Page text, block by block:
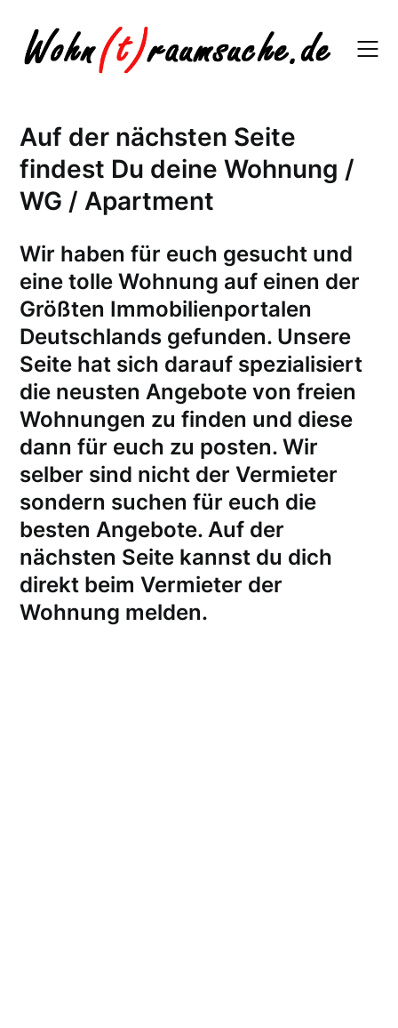
content
Auf der nächsten Seite
findest Du deine Wohnung /
WG / Apartment
Wir haben für euch gesucht und
eine tolle Wohnung auf einen der
Größten Immobilienportalen
Deutschlands gefunden. Unsere
Seite hat sich darauf spezialisiert
die neusten Angebote von freien
Wohnungen zu finden und diese
dann für euch zu posten. Wir
selber sind nicht der Vermieter
sondern suchen für euch die
besten Angebote. Auf der
nächsten Seite kannst du dich
direkt beim Vermieter der
Wohnung melden.